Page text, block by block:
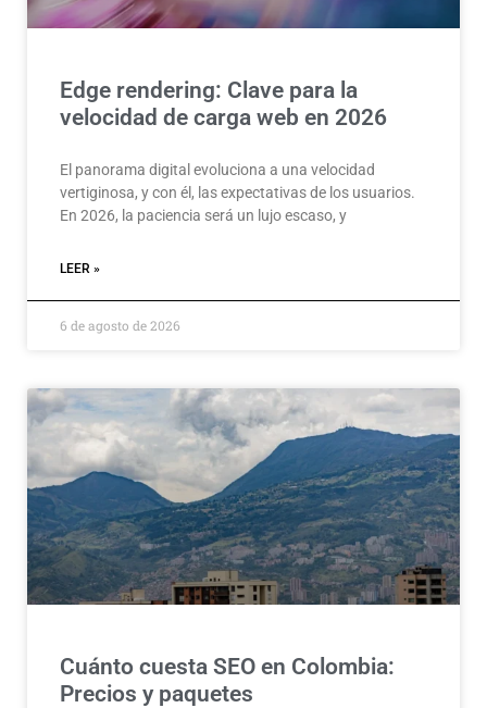
Edge rendering: Clave para la
velocidad de carga web en 2026
El panorama digital evoluciona a una velocidad
vertiginosa, y con él, las expectativas de los usuarios.
En 2026, la paciencia será un lujo escaso, y
LEER »
6 de agosto de 2026
Cuánto cuesta SEO en Colombia:
Precios y paquetes